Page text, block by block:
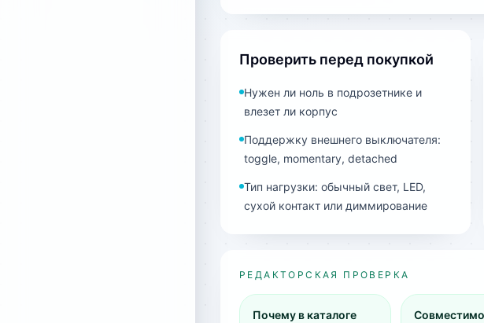
Проверить перед покупкой
Нужен ли ноль в подрозетнике и
влезет ли корпус
Поддержку внешнего выключателя:
toggle, momentary, detached
Тип нагрузки: обычный свет, LED,
сухой контакт или диммирование
РЕДАКТОРСКАЯ ПРОВЕРКА
Почему в каталоге